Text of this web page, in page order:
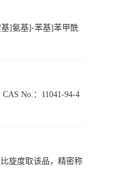
]氨基]-苯基]苯甲酰
No.：11041-94-4
旋度取该品，精密称